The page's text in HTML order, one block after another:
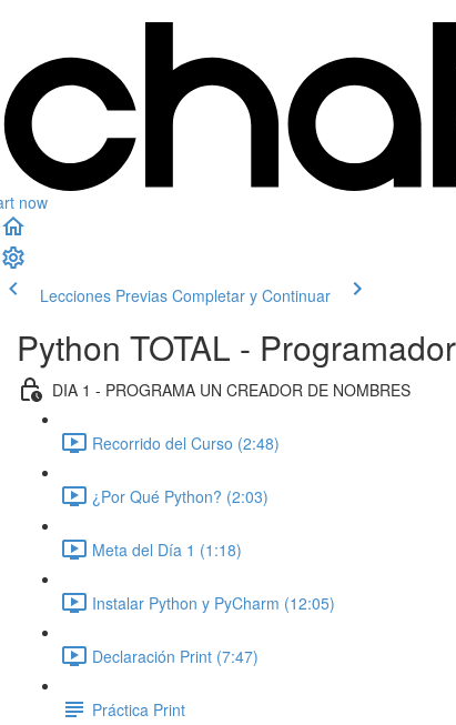
now
Lecciones Previas Completar y Continuar
Python TOTAL -
DIA 1 - PROGRAMA UN CREADOR DE NOMBRES
Recorrido del Curso (2:48)
¿Por Qué Python? (2:03)
Meta del Día 1 (1:18)
Instalar Python y PyCharm (12:05)
Declaración Print (7:47)
Práctica Print